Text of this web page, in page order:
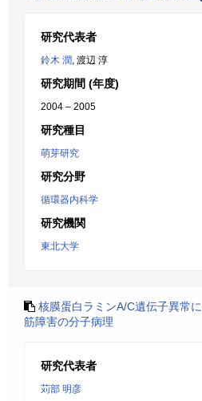
研究代表者
鈴木 潤, 渡辺 淳
研究期間 (年度)
2004 – 2005
研究種目
萌芽研究
研究分野
循環器内科学
研究機関
東北大学
核膜蛋白ラミンA/C遺伝子異常
筋障害の分子病理
研究代表者
苅部 明彦